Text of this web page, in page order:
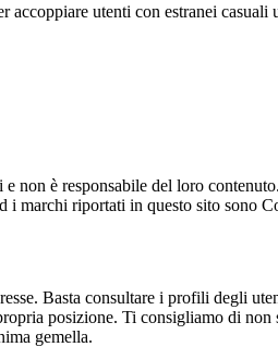
utenti con estranei
è responsabile del loro
marchi riportati in questo sito sono
Basta consultare i profili degli
posizione. Ti consigliamo di
gemella.